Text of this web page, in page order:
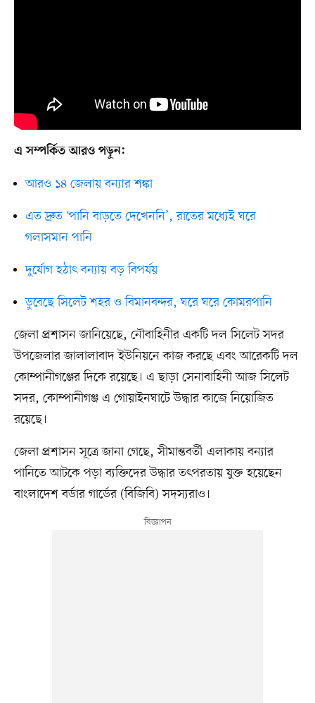
এ সম্পর্কিত আরও পড়ুন:
আরও ১৪ জেলায় বন্যার শঙ্কা
এত দ্রুত ‘পানি বাড়তে দেখেননি’, রাতের মধ্যেই ঘরে
গলাসমান পানি
দুর্যোগ হঠাৎ বন্যায় বড় বিপর্যয়
ডুবেছে সিলেট শহর ও বিমানবন্দর, ঘরে ঘরে কোমরপানি
জেলা প্রশাসন জানিয়েছে, নৌবাহিনীর একটি দল সিলেট সদর
উপজেলার জালালাবাদ ইউনিয়নে কাজ করছে এবং আরেকটি দল
কোম্পানীগঞ্জের দিকে রয়েছে। এ ছাড়া সেনাবাহিনী আজ সিলেট
সদর, কোম্পানীগঞ্জ এ গোয়াইনঘাটে উদ্ধার কাজে নিয়োজিত
রয়েছে।
জেলা প্রশাসন সূত্রে জানা গেছে, সীমান্তবর্তী এলাকায় বন্যার
পানিতে আটকে পড়া ব্যক্তিদের উদ্ধার তৎপরতায় যুক্ত হয়েছেন
বাংলাদেশ বর্ডার গার্ডের (বিজিবি) সদস্যরাও।